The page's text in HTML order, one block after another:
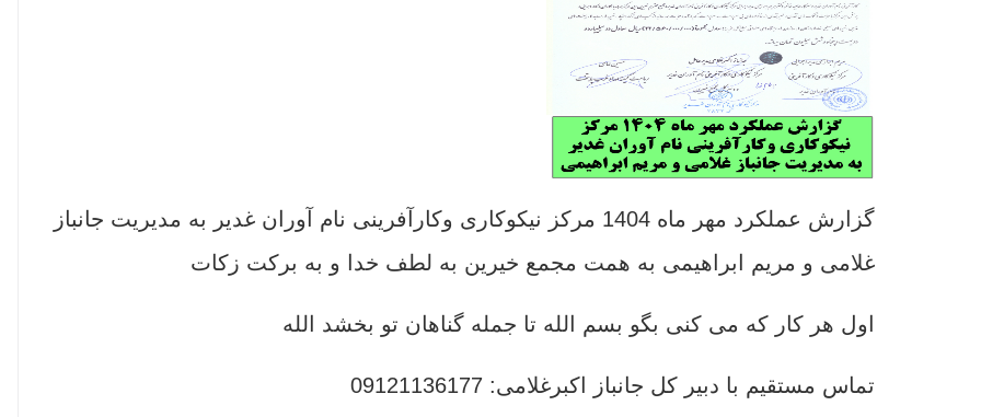
گزارش عملکرد مهر ماه 1404 مرکز نیکوکاری وکارآفرینی نام آوران غدیر به مدیریت جانباز
غلامی و مریم ابراهیمی به همت مجمع خیرین به لطف خدا و به برکت زکات
اول هر کار که می کنی بگو بسم الله تا جمله گناهان تو بخشد الله
تماس مستقیم با دبیر کل جانباز اکبرغلامی: 09121136177